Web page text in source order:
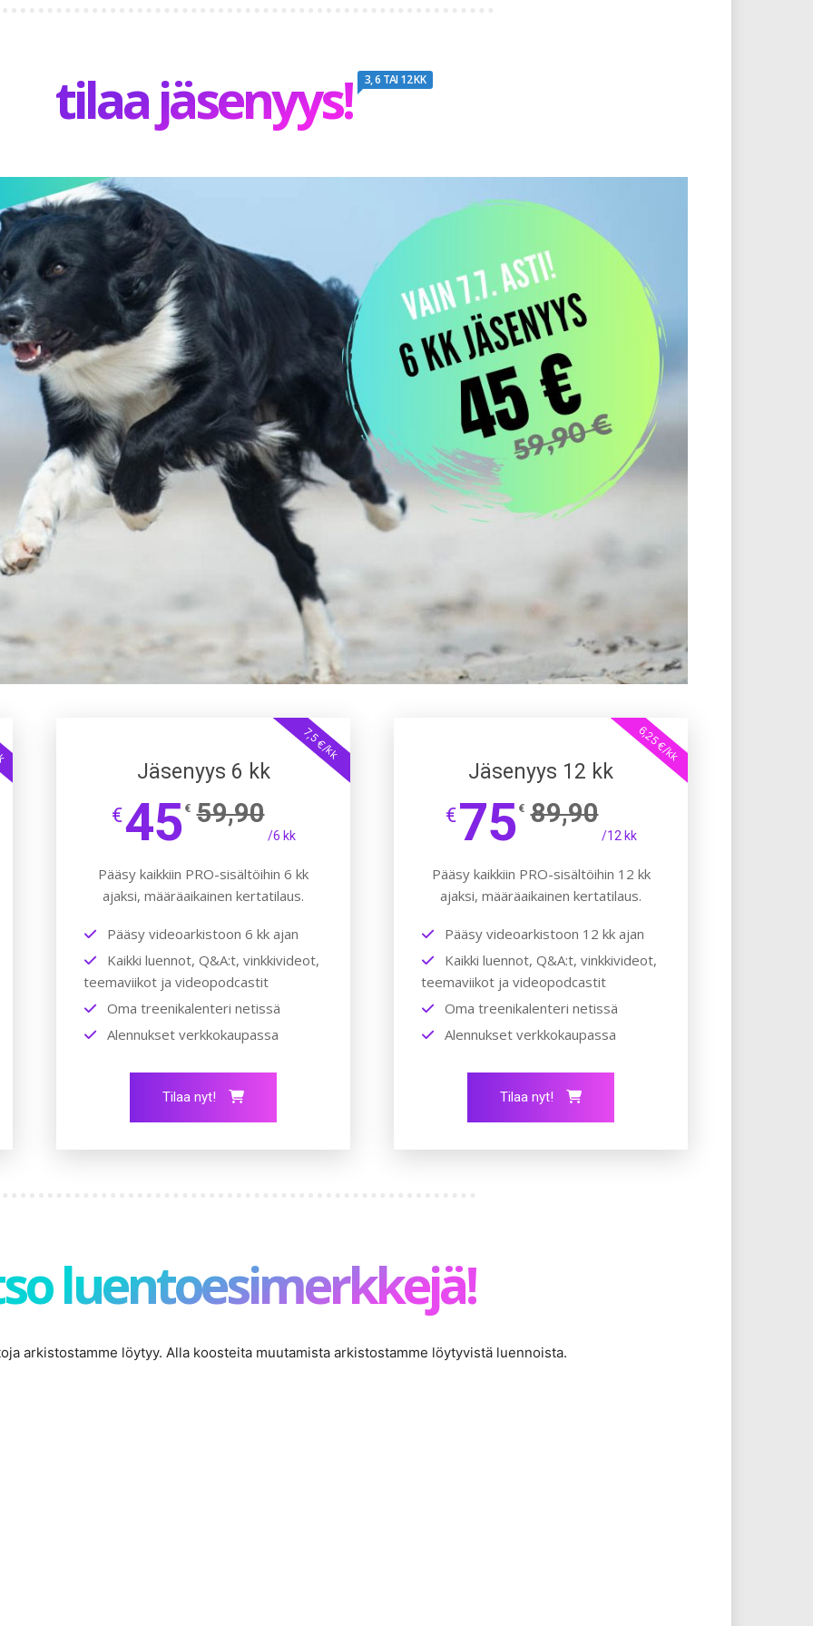
tilaa jäsenyys! 3, 6 TAI 12 KK
7,5 €/kk
Jäsenyys 6 kk
€45 € 59,90
/6 kk
Pääsy kaikkiin PRO-sisältöihin 6 kk
ajaksi, määräaikainen kertatilaus.
Pääsy videoarkistoon 6 kk ajan
Kaikki luennot, Q&A:t, vinkkivideot,
teemaviikot ja videopodcastit
Oma treenikalenteri netissä
Alennukset verkkokaupassa
Tilaa nyt!
6,25 €/kk
Jäsenyys 12 kk
€75 € 89,90
/12 kk
Pääsy kaikkiin PRO-sisältöihin 12 kk
ajaksi, määräaikainen kertatilaus.
Pääsy videoarkistoon 12 kk ajan
Kaikki luennot, Q&A:t, vinkkivideot,
teemaviikot ja videopodcastit
Oma treenikalenteri netissä
Alennukset verkkokaupassa
Tilaa nyt!
luentoesimerkkejä!
arkistostamme löytyy. Alla koosteita muutamista arkistostamme löytyvistä luennoista.